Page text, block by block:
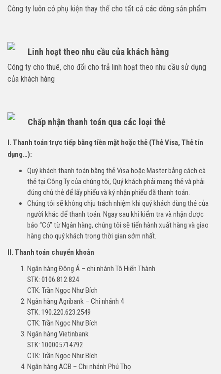
Công ty luôn có phụ kiện thay thế cho tất cả các dòng sản phẩm
Linh hoạt theo nhu cầu của khách hàng
Công ty cho thuê, cho đổi cho trả linh hoạt theo nhu cầu sử dụng
của khách hàng
Chấp nhận thanh toán qua các loại thẻ
I. Thanh toán trực tiếp bằng tiền mặt hoặc thẻ (Thẻ Visa, Thẻ tín
dụng…):
Quý khách thanh toán bằng thẻ Visa hoặc Master bằng cách cà
thẻ tại Công Ty của chúng tôi, Quý khách phải mang thẻ và phải
đúng chủ thẻ để lấy phiếu và ký nhận phiếu đã thanh toán.
Chúng tôi sẽ không chịu trách nhiệm khi quý khách dùng thẻ của
người khác để thanh toán. Ngay sau khi kiểm tra và nhận được
báo “Có” từ Ngân hàng, chúng tôi sẽ tiến hành xuất hàng và giao
hàng cho quý khách trong thời gian sớm nhất.
II. Thanh toán chuyển khoản
Ngân hàng Đông Á – chi nhánh Tô Hiến Thành
STK: 0106.812.824
CTK: Trần Ngọc Như Bích
Ngân hàng Agribank – Chi nhánh 4
STK: 190.220.623.2549
CTK: Trần Ngọc Như Bích
Ngân hàng Vietinbank
STK: 100005714792
CTK: Trần Ngọc Như Bích
Ngân hàng ACB – Chi nhánh Phú Thọ